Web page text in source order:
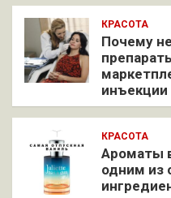
КРАСОТА
Почему
инъекции
КРАСОТА
Ароматы
одним из